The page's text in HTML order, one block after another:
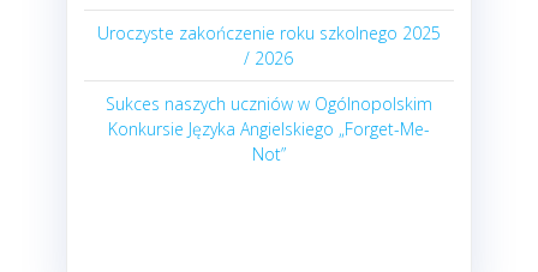
Uroczyste zakończenie roku szkolnego 2025
/ 2026
Sukces naszych uczniów w Ogólnopolskim
Konkursie Języka Angielskiego „Forget-Me-
Not”